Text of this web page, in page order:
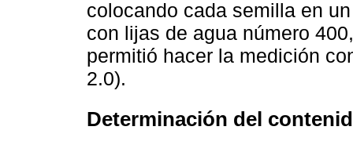
colocando cada semilla en
con lijas de agua número
permitió hacer la medición
2.0).
Determinación del